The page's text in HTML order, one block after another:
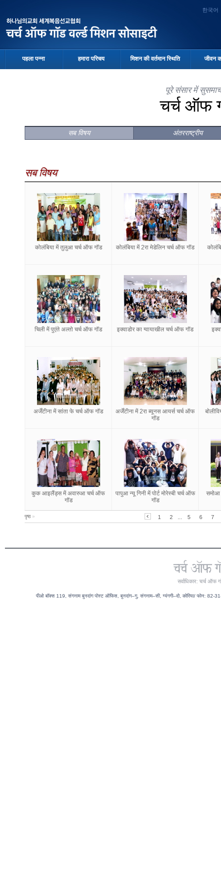
한국어
पहला पन्ना हमारा परिचय मिशन की वर्तमान स्थिति जीवन
पूरे संसार में
चर्च ऑफ
सब विषय अंतरराष्ट्रीय
सब विषय
कोलंबिया में तुलुआ चर्च ऑफ गॉड कोलंबिया में 2रा मेडेलिन चर्च ऑफ गॉड
चिली में पुएंते अल्तो चर्च ऑफ गॉड इक्वाडोर का ग्वायाखील चर्च ऑफ गॉड
अर्जेंटीना में सांता फे चर्च ऑफ गॉड
अर्जेंटीना में 2रा ब्यूनस आयर्स चर्च ऑफ
गॉड
कुक आइलैंड्स में अवारुआ चर्च ऑफ
गॉड
पापुआ न्यू गिनी में पोर्ट मोरेस्बी चर्च ऑफ
गॉड
समोआ
पृष्ठ » 1 2 5 6 7
सर्वाधिकार: चर्च ऑफ
पीओ बॉक्स 119, संगनाम बुनदांग पोस्ट ऑफिस, बुनदांग–गु, संगनाम–सी, ग्यंगगी–दो, कोरिया/